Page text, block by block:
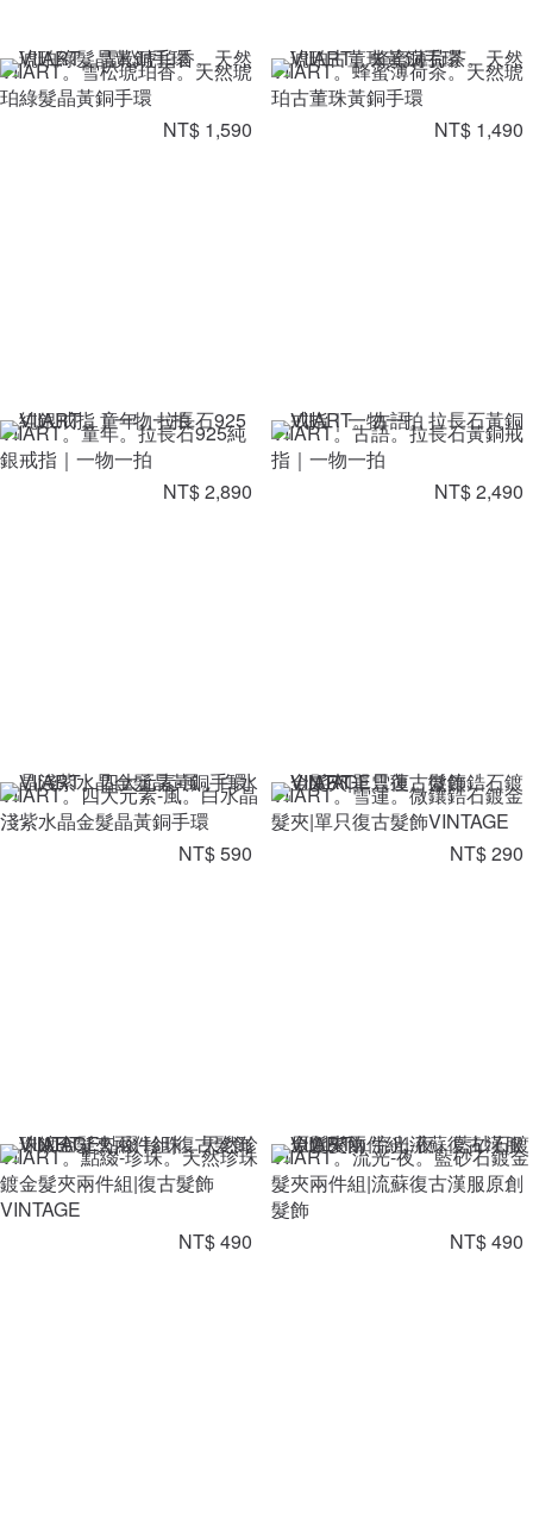
VIIART。雪松琥珀香。天然琥
珀綠髮晶黃銅手環
NT$ 1,590
VIIART。蜂蜜薄荷茶。天然琥
珀古董珠黃銅手環
NT$ 1,490
VIIART。童年。拉長石925純
銀戒指｜一物一拍
NT$ 2,890
VIIART。古語。拉長石黃銅戒
指｜一物一拍
NT$ 2,490
VIIART。四大元素-風。白水晶
淺紫水晶金髮晶黃銅手環
NT$ 590
VIIART。雪蓮。微鑲鋯石鍍金
髮夾|單只復古髮飾VINTAGE
NT$ 290
VIIART。點綴-珍珠。天然珍珠
鍍金髮夾兩件組|復古髮飾
VINTAGE
NT$ 490
VIIART。流光-夜。藍砂石鍍金
髮夾兩件組|流蘇復古漢服原創
髮飾
NT$ 490